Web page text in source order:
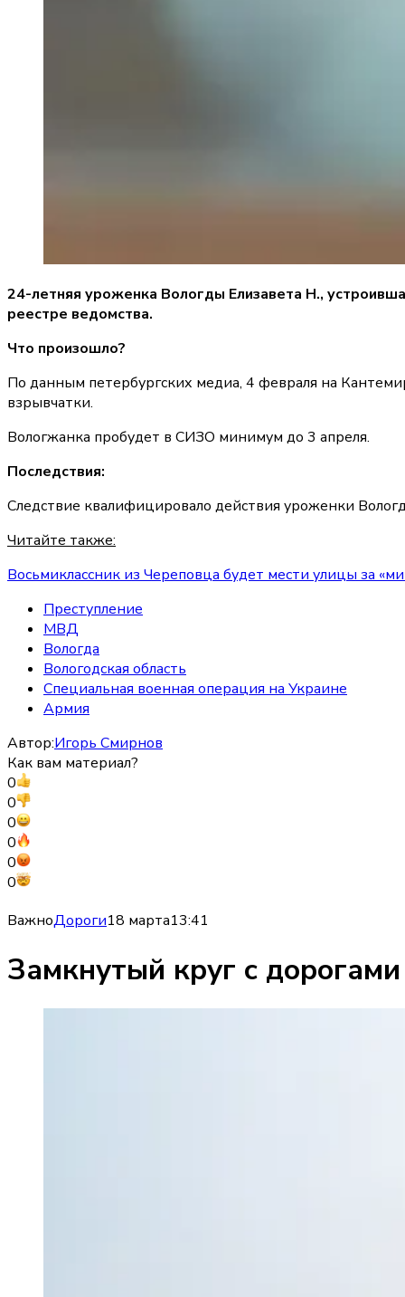
24-летняя уроженка Вологды Елизавета Н.,
реестре ведомства.
Что произошло?
По данным петербургских медиа, 4 февраля на
взрывчатки.
Вологжанка пробудет в СИЗО минимум до 3 апреля.
Последствия:
Следствие квалифицировало действия уроженки
Читайте также:
Восьмиклассник из Череповца будет мести улицы за
Преступление
МВД
Вологда
Вологодская область
Специальная военная операция на Украине
Армия
Автор:Игорь Смирнов
Как вам материал?
0
0
0
0
0
0
ВажноДороги18 марта13:41
Замкнутый круг с